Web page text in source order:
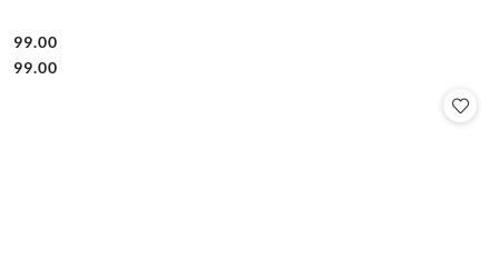
Cena:
99.00
Cena:
99.00